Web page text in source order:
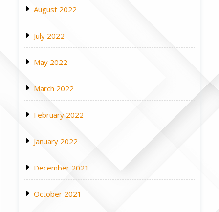
August 2022
July 2022
May 2022
March 2022
February 2022
January 2022
December 2021
October 2021